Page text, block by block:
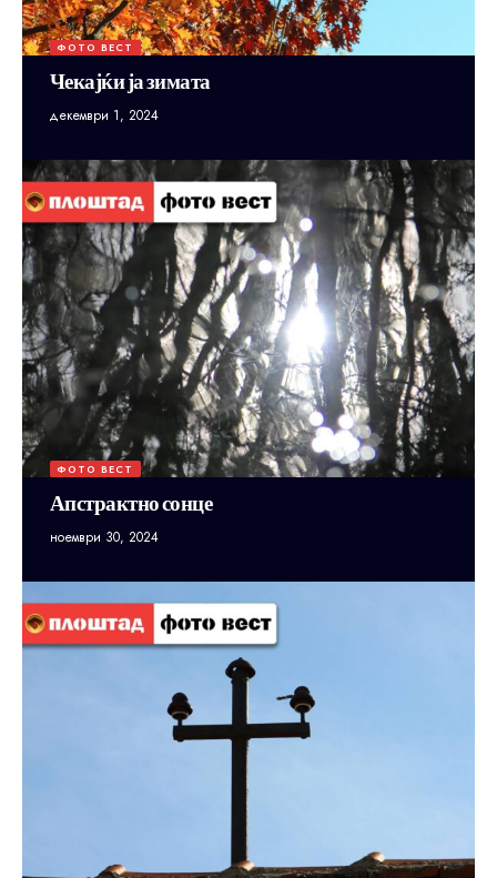
ФОТО ВЕСТ
Чекајќи ја зимата
декември 1, 2024
ФОТО ВЕСТ
Апстрактно сонце
ноември 30, 2024